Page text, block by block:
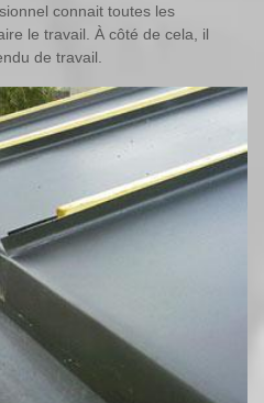
connait toutes les
le travail. À côté de cela, il
de travail.